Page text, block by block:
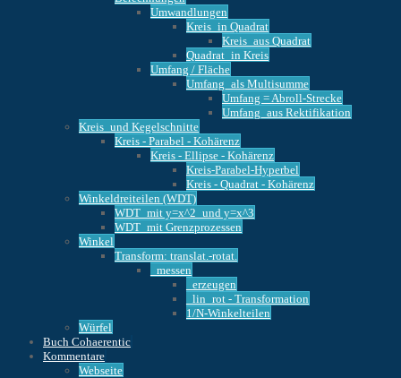
Umwandlungen
Kreis_in Quadrat
Kreis_aus Quadrat
Quadrat_in Kreis
Umfang / Fläche
Umfang_als Multisumme
Umfang = Abroll-Strecke
Umfang_aus Rektifikation
Kreis_und Kegelschnitte
Kreis - Parabel - Kohärenz
Kreis - Ellipse - Kohärenz
Kreis-Parabel-Hyperbel
Kreis - Quadrat - Kohärenz
Winkeldreiteilen (WDT)
WDT_mit y=x^2_und y=x^3
WDT_mit Grenzprozessen
Winkel
Transform: translat.-rotat.
_messen
_erzeugen
_lin_rot - Transformation
1/N-Winkelteilen
Würfel
Buch Cohaerentic
Kommentare
Webseite